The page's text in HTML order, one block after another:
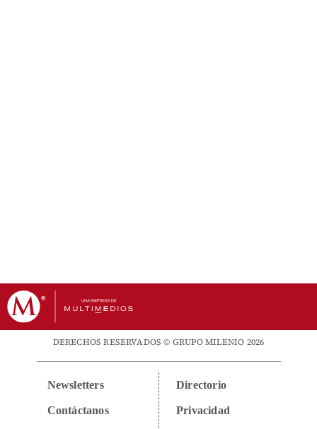
DERECHOS RESERVADOS © GRUPO MILENIO 2026
Newsletters
Contáctanos
Directorio
Privacidad